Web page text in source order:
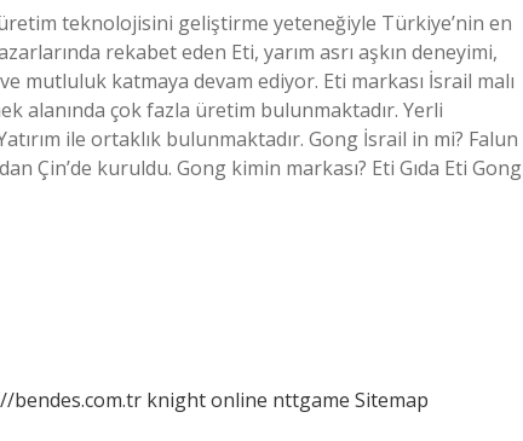
teknolojisini geliştirme yeteneğiyle Türkiye’nin en
rekabet eden Eti, yarım asrı aşkın deneyimi,
mutluluk katmaya devam ediyor. Eti markası İsrail malı
alanında çok fazla üretim bulunmaktadır. Yerli
ile ortaklık bulunmaktadır. Gong İsrail in mi? Falun
Çin’de kuruldu. Gong kimin markası? Eti Gıda Eti Gong
bendes.com.tr knight online nttgame Sitemap